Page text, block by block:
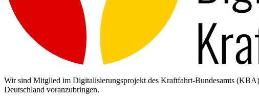
Wir sind Mitglied im Digitalisierungsprojekt des Kraftfahrt-Bundesamts
Deutschland voranzubringen.